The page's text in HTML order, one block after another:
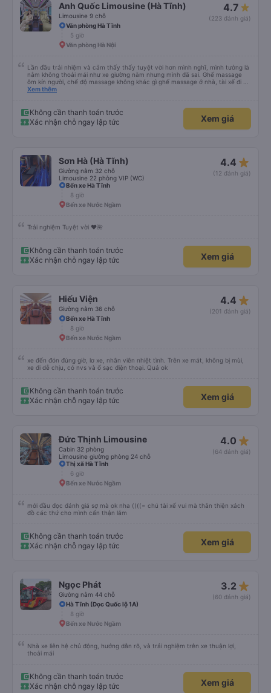
Anh Quốc Limousine (Hà Tĩnh)
Limousine 9 chỗ
4.7
(223 đánh giá)
Văn phòng Hà Tĩnh
5 giờ
Văn phòng Hà Nội
Lần đầu trải nhiệm và cảm thấy thấy tuyệt vời hơn mình nghĩ, mình tưởng là
nằm không thoải mái như xe giường nằm nhưng mình đã sai. Ghế massage
ôm kín người, chế độ massage không khác gì ghế massage ở nhà, tài xế đi an
toàn cẩn thận nên dù ngồi ghế cuối mà mình cũng không thấy say xe. Đúng
Xem thêm
Không cần thanh toán trước
Xác nhận chỗ ngay lập tức
Xem giá
Sơn Hà (Hà Tĩnh)
Giường nằm 32 chỗ
Limousine 22 phòng VIP (WC)
4.4 star_rate
(12 đánh giá)
Bến xe Hà Tĩnh
8 giờ
Bến xe Nước Ngầm
Trải nghiệm Tuyệt vời ❤️🌺
Không cần thanh toán trước
Xác nhận chỗ ngay lập tức
Xem giá
Hiếu Viện
Giường nằm 36 chỗ
4.4 star_rate
(201 đánh giá)
Bến xe Hà Tĩnh
8 giờ
Bến xe Nước Ngầm
xe đến đón đúng giờ, lơ xe, nhân viên nhiệt tình. Trên xe mát, không bị mùi,
xe đi dễ chịu, có nvs và ổ sạc điện thoại. Quá ok
Không cần thanh toán trước
Xác nhận chỗ ngay lập tức
Xem giá
Đức Thịnh Limousine
Cabin 32 phòng
Limousine giường phòng 24 chỗ
4.0 star_rate
(64 đánh giá)
Thị xã Hà Tĩnh
6 giờ
Bến xe Nước Ngầm
mới đầu đọc đánh giá sợ mà ok nha ((((= chú tài xế vui mà thân thiện xách
đồ các thứ cho mình cẩn thận lắm
Không cần thanh toán trước
Xác nhận chỗ ngay lập tức
Xem giá
Ngọc Phát
Giường nằm 44 chỗ
3.2 star_rate
(60 đánh giá)
Hà Tĩnh (Dọc Quốc lộ 1A)
8 giờ
Bến xe Nước Ngầm
Nhà xe liên hệ chủ động, hướng dẫn rõ, và trải nghiệm trên xe thuận lợi,
thoải mái
Không cần thanh toán trước
Xác nhận chỗ ngay lập tức
Xem giá